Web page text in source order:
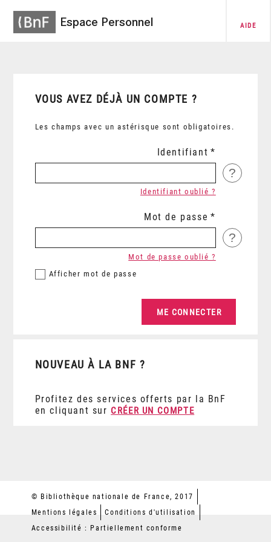
Espace Personnel AIDE
VOUS AVEZ DÉJÀ UN COMPTE ?
Les champs avec un astérisque sont obligatoires.
Identifiant
?
Identifiant oublié ?
Mot de passe
?
Afficher mot de passe
Mot de passe oublié ?
NOUVEAU À LA BNF ?
Profitez des services offerts par la BnF
en cliquant sur CRÉER UN COMPTE
© Bibliothèque nationale de France, 2017
Mentions légales
Conditions d'utilisation
Accessibilité : Partiellement conforme